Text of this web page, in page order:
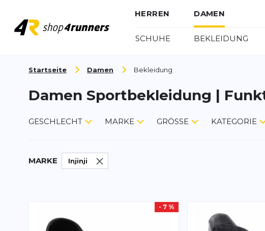
HERREN DAMEN
SCHUHE BEKLEIDUNG
Startseite Damen Bekleidung
Damen Sportbekleidung |
GESCHLECHT MARKE GRÖSSE KATEGORIE
MARKE Injinji
- 7 %